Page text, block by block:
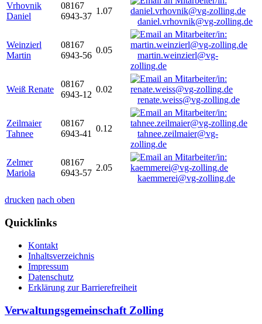
Vrhovnik
Daniel
08167
6943-37
1.07
daniel.vrhovnik@vg-zolling.de
Weinzierl
Martin
08167
6943-56
0.05
martin.weinzierl@vg-
zolling.de
Weiß Renate
08167
6943-12
0.02
renate.weiss@vg-zolling.de
Zeilmaier
Tahnee
08167
6943-41
0.12
tahnee.zeilmaier@vg-
zolling.de
Zelmer
Mariola
08167
6943-57
2.05
kaemmerei@vg-zolling.de
drucken nach oben
Quicklinks
Kontakt
Inhaltsverzeichnis
Impressum
Datenschutz
Erklärung zur Barrierefreiheit
Verwaltungsgemeinschaft Zolling